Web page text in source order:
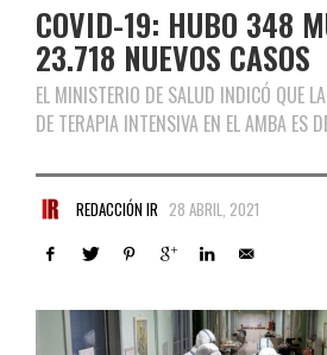
COVID-19: HUBO 348
23.718 NUEVOS CASOS
EL MINISTERIO DE SALUD INDICÓ QUE
DE TERAPIA INTENSIVA EN EL AMBA ES
REDACCIÓN IR 28 ABRIL, 2021